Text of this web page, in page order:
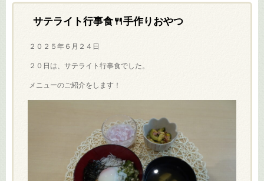
ン
サテライト行事食🍴手作りおやつ
２０２５年６月２４日
２０日は、サテライト行事食でした。
メニューのご紹介をします！